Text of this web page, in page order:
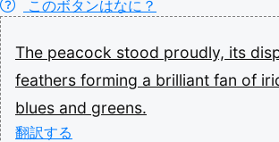
このボタンはなに？
The peacock stood proudly, its
feathers forming a brilliant fan of
blues and greens.
翻訳する